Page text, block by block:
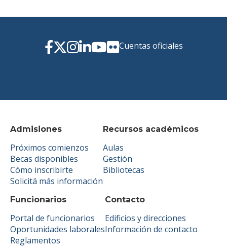
Admisiones
Próximos comienzos
Becas disponibles
Cómo inscribirte
Solicitá más información
Recursos académicos
Aulas
Gestión
Bibliotecas
Funcionarios
Portal de funcionarios
Oportunidades laborales
Reglamentos
Contacto
Edificios y direcciones
Información de contacto
Cuentas oficiales